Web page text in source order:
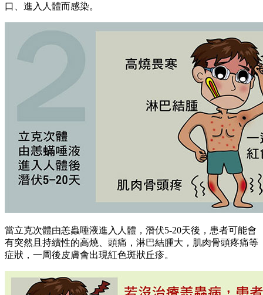
口、進入人體而感染。
當立克次體由恙蟲唾液進入人體，潛伏5-20天後，患者可能會
有突然且持續性的高燒、頭痛，淋巴結腫大，肌肉骨頭疼痛等
症狀，一周後皮膚會出現紅色斑狀丘疹。